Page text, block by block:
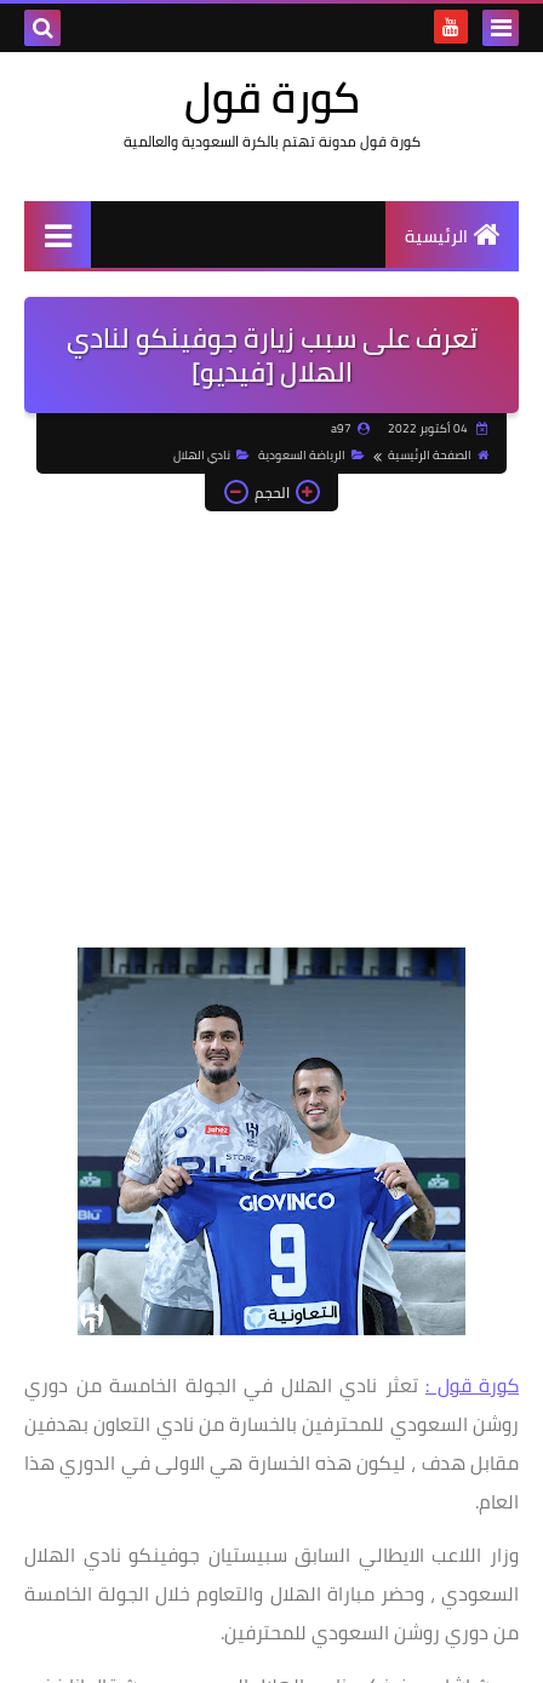
كورة قول
كورة قول مدونة تهتم بالكرة السعودية والعالمية
الرئيسية
تعرف على سبب زيارة جوفينكو لنادي
الهلال [فيديو]
04 أكتوبر 2022
a97
الصفحة الرئيسية
الرياضة السعودية نادي الهلال
الحجم
كورة قول : تعثر نادي الهلال في الجولة الخامسة من دوري
روشن السعودي للمحترفين بالخسارة من نادي التعاون بهدفين
مقابل هدف ، ليكون هذه الخسارة هي الاولى في الدوري هذا
العام.
وزار اللاعب الايطالي السابق سبيستيان جوفينكو نادي الهلال
السعودي ، وحضر مباراة الهلال والتعاوم خلال الجولة الخامسة
من دوري روشن السعودي للمحترفين.